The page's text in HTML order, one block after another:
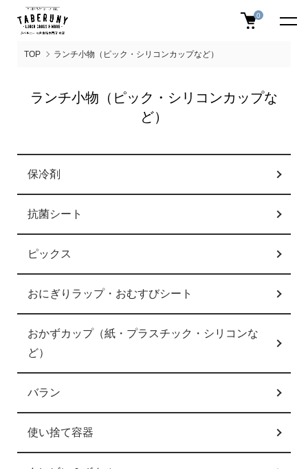
0
TOP ランチ小物（ピック・シリコンカップなど）
ランチ小物（ピック・シリコンカップな
ど）
カテゴリー一覧
保冷剤
抗菌シート
ピックス
おにぎりラップ・おむすびシート
おかずカップ（紙・プラスチック・シリコンな
ど）
バラン
使い捨て容器